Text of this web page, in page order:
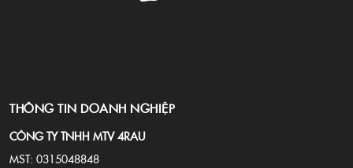
THÔNG TIN DOANH NGHIỆP
CÔNG TY TNHH MTV 4RAU
MST: 0315048848